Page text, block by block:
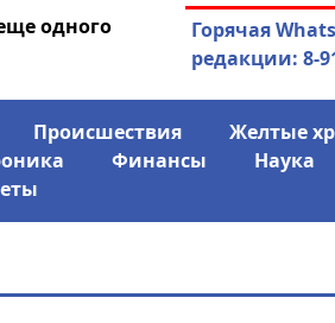
одного
04.08.2026
Горячая
редакции: 8-
Происшествия Желтые
Финансы Наука